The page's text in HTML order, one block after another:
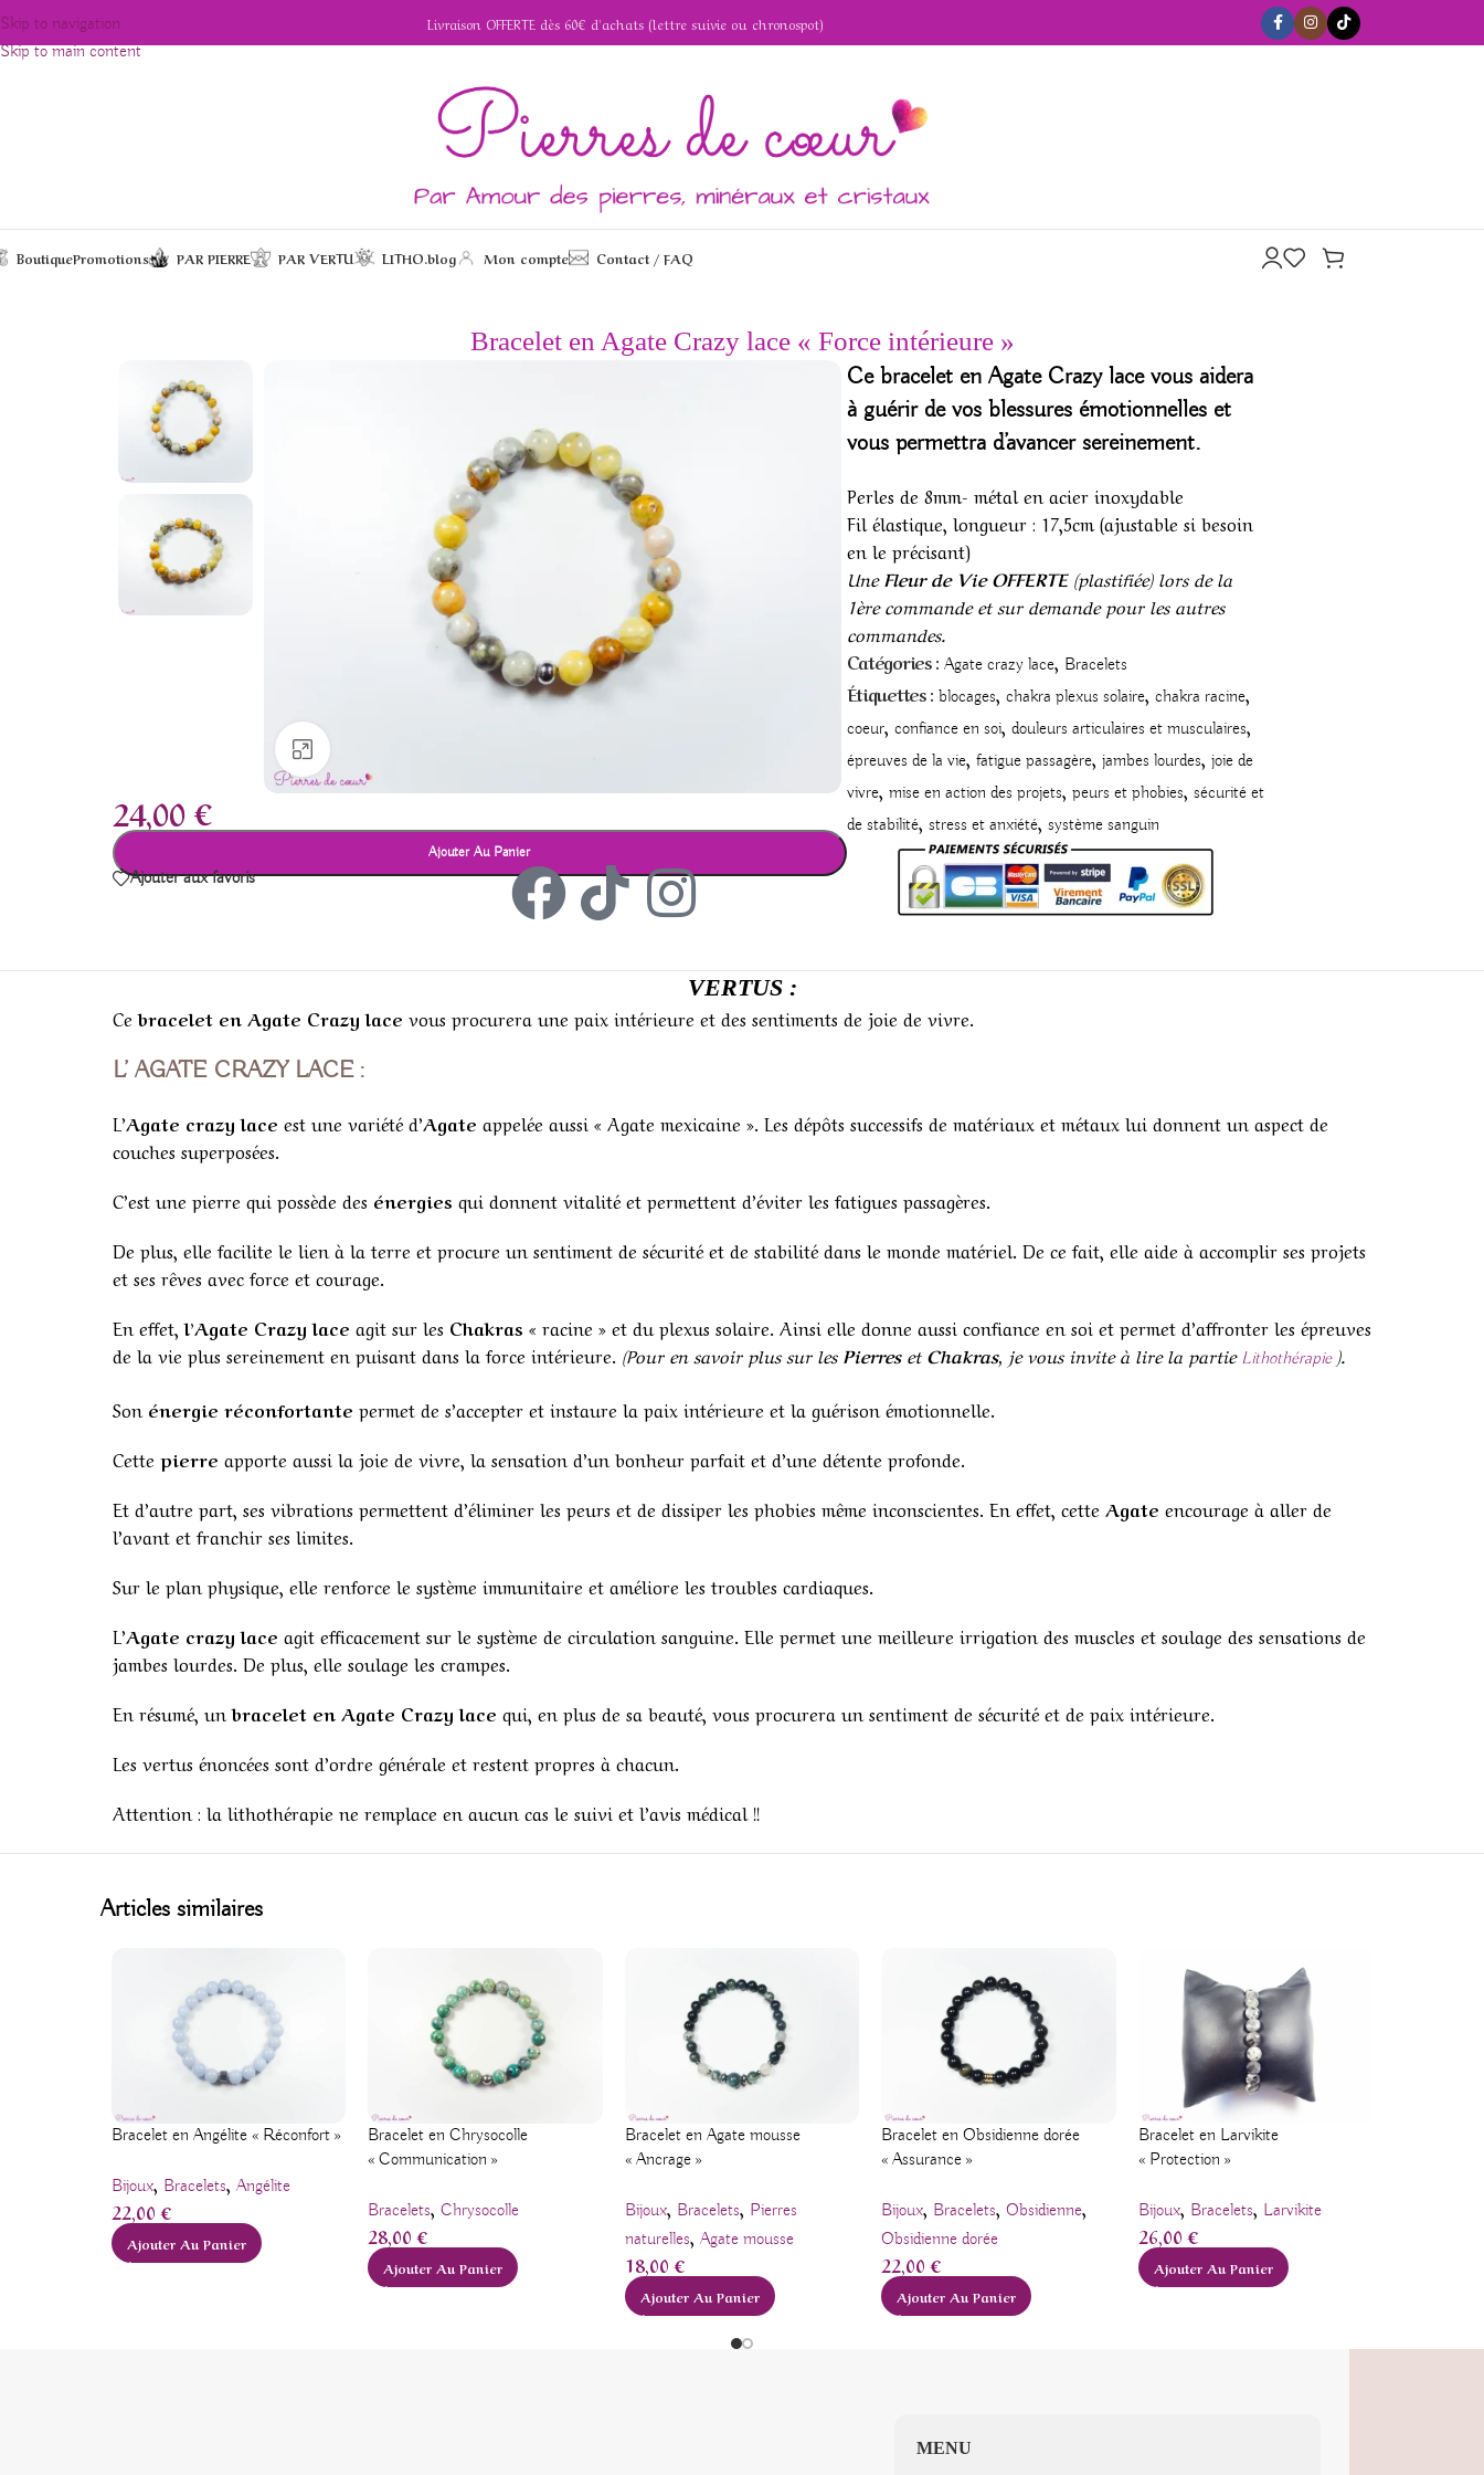
Skip to navigation
Skip to main content
Livraison OFFERTE dès 60€ d'achats (lettre suivie ou chronospot)
BoutiquePromotions PAR PIERRE PAR VERTU LITHO.blog Mon compte Contact / FAQ
Accueil/ Bracelets / Bracelet en Agate Crazy lace « Force intérieure »
Bracelet en Agate Crazy lace « Force intérieure »
24,00€
Ajouter Au Panier
Ajouter aux favoris
Ce bracelet en Agate Crazy lace vous aidera
à guérir de vos blessures émotionnelles et
vous permettra d’avancer sereinement.
Perles de 8mm- métal en acier inoxydable
Fil élastique, longueur : 17,5cm (ajustable si besoin
en le précisant)
UneFleur de Vie OFFERTE (plastifiée) lors de la
1ère commande et sur demande pour les autres
commandes.
Catégories : Agate crazy lace, Bracelets
Étiquettes : blocages, chakra plexus solaire, chakra racine,
coeur, confiance en soi, douleurs articulaires et musculaires,
épreuves de la vie, fatigue passagère, jambes lourdes, joie de
vivre, mise en action des projets, peurs et phobies, sécurité et
de stabilité, stress et anxiété, système sanguin
VERTUS :
Ce bracelet en Agate Crazy lace vous procurera une paix intérieure et des sentiments de joie de vivre.
L’ AGATE CRAZY LACE :
L’Agate crazy lace est une variété d’Agate appelée aussi « Agate mexicaine ». Les dépôts successifs de matériaux et métaux lui donnent un aspect de
couches superposées.
C’est une pierre qui possède des énergies qui donnent vitalité et permettent d’éviter les fatigues passagères.
De plus, elle facilite le lien à la terre et procure un sentiment de sécurité et de stabilité dans le monde matériel. De ce fait, elle aide à accomplir ses projets
et ses rêves avec force et courage.
En effet,l’Agate Crazy lace agit sur les Chakras « racine » et du plexus solaire. Ainsi elle donne aussi confiance en soi et permet d’affronter les épreuves
de la vie plus sereinement en puisant dans la force intérieure. (Pour en savoir plus sur les Pierreset Chakras, je vous invite à lire la partie Lithothérapie ).
Son énergie réconfortante permet de s’accepter et instaure la paix intérieure et la guérison émotionnelle.
Cette pierre apporte aussi la joie de vivre, la sensation d’un bonheur parfait et d’une détente profonde.
Et d’autre part, ses vibrations permettent d’éliminer les peurs et de dissiper les phobies même inconscientes. En effet, cette Agate encourage à aller de
l’avant et franchir ses limites.
Sur le plan physique, elle renforce le système immunitaire et améliore les troubles cardiaques.
L’Agate crazy lace agit efficacement sur le système de circulation sanguine. Elle permet une meilleure irrigation des muscles et soulage des sensations de
jambes lourdes. De plus, elle soulage les crampes.
En résumé, unbracelet en Agate Crazy lace qui, en plus de sa beauté, vous procurera un sentiment de sécurité et de paix intérieure.
Les vertus énoncées sont d’ordre générale et restent propres à chacun.
Attention : la lithothérapie ne remplace en aucun cas le suivi et l’avis médical !!
Articles similaires
Bracelet en Angélite « Réconfort »
Bijoux, Bracelets, Angélite
22,00€
Ajouter Au Panier
Bracelet en Chrysocolle
« Communication »
Bracelets, Chrysocolle
28,00€
Ajouter Au Panier
Bracelet en Agate mousse
« Ancrage »
Bijoux, Bracelets, Pierres
naturelles, Agate mousse
18,00€
Ajouter Au Panier
Bracelet en Obsidienne dorée
« Assurance »
Bijoux, Bracelets, Obsidienne,
Obsidienne dorée
22,00€
Ajouter Au Panier
Bracelet en Larvikite
« Protection »
Bijoux, Bracelets, Larvikite
26,00€
Ajouter Au Panier
MENU